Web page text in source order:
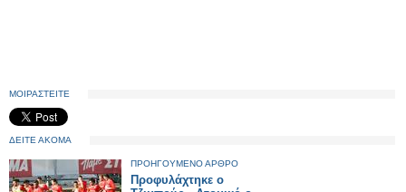
ΜΟΙΡΑΣΤΕΙΤΕ
ΔΕΙΤΕ ΑΚΟΜΑ
ΠΡΟΗΓΟΥΜΕΝΟ ΑΡΘΡΟ
Προφυλάχτηκε ο